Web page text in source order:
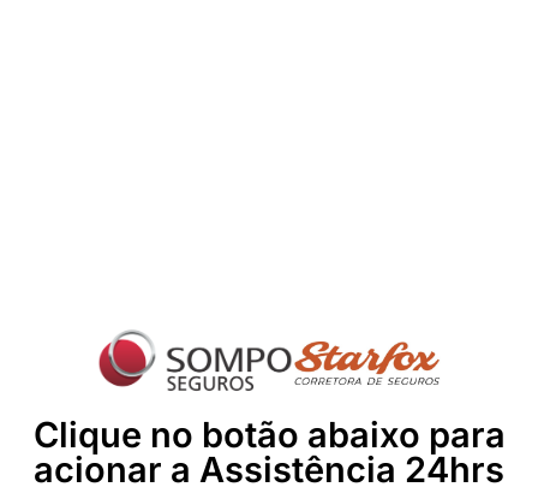
Clique no botão abaixo para
acionar a Assistência 24hrs